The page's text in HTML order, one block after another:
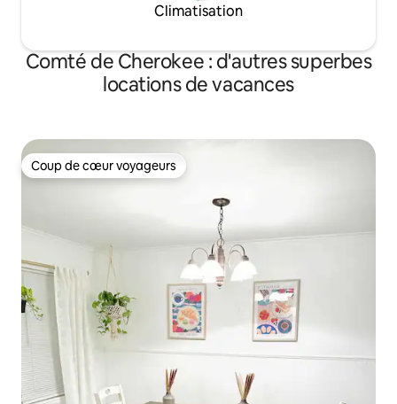
Climatisation
Comté de Cherokee : d'autres superbes
locations de vacances
Coup de cœur voyageurs
Coup de cœur voyageurs